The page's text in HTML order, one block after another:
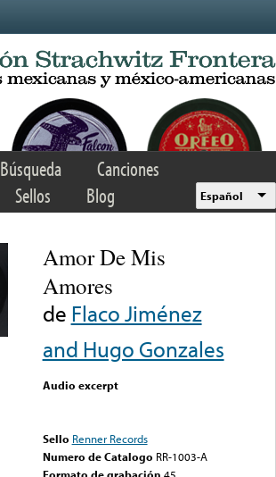
Búsqueda
Canciones
Sellos Blog Español
Amor De Mis
Amores
de Flaco Jiménez
and Hugo Gonzales
Audio excerpt
Sello Renner Records
Numero de Catalogo RR-1003-A